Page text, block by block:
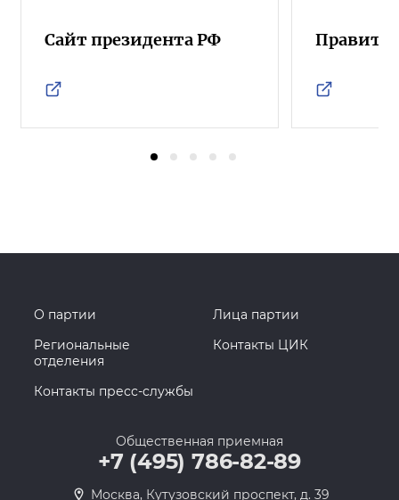
Сайт президента РФ
О партии
Лица партии
Региональные
отделения
Контакты ЦИК
Контакты пресс-службы
Общественная приемная
+7 (495) 786-82-89
Москва, Кутузовский проспект, д. 39